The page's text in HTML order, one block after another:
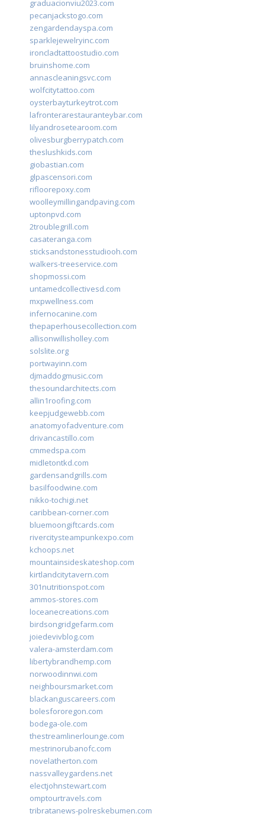
graduacionviu2023.com
pecanjackstogo.com
zengardendayspa.com
sparklejewelryinc.com
ironcladtattoostudio.com
bruinshome.com
annascleaningsvc.com
wolfcitytattoo.com
oysterbayturkeytrot.com
lafronterarestauranteybar.com
lilyandrosetearoom.com
olivesburgberrypatch.com
theslushkids.com
giobastian.com
glpascensori.com
rifloorepoxy.com
woolleymillingandpaving.com
uptonpvd.com
2troublegrill.com
casateranga.com
sticksandstonesstudiooh.com
walkers-treeservice.com
shopmossi.com
untamedcollectivesd.com
mxpwellness.com
infernocanine.com
thepaperhousecollection.com
allisonwillisholley.com
solslite.org
portwayinn.com
djmaddogmusic.com
thesoundarchitects.com
allin1roofing.com
keepjudgewebb.com
anatomyofadventure.com
drivancastillo.com
cmmedspa.com
midletontkd.com
gardensandgrills.com
basilfoodwine.com
nikko-tochigi.net
caribbean-corner.com
bluemoongiftcards.com
rivercitysteampunkexpo.com
kchoops.net
mountainsideskateshop.com
kirtlandcitytavern.com
301nutritionspot.com
ammos-stores.com
loceanecreations.com
birdsongridgefarm.com
joiedevivblog.com
valera-amsterdam.com
libertybrandhemp.com
norwoodinnwi.com
neighboursmarket.com
blackanguscareers.com
bolesfororegon.com
bodega-ole.com
thestreamlinerlounge.com
mestrinorubanofc.com
novelatherton.com
nassvalleygardens.net
electjohnstewart.com
omptourtravels.com
tribratanews-polreskebumen.com